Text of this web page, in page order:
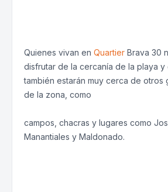
Quienes vivan en Quartier Brava 30
disfrutar de la cercanía de la playa y
también estarán muy cerca de otros
de la zona, como
campos, chacras y lugares como
Manantiales y Maldonado.